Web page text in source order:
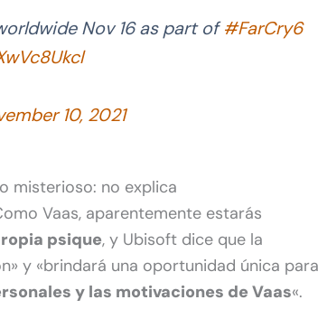
Nov 16 as part of#FarCry6
10, 2021
misterioso: no explica
Vaas, aparentemente estarás
psique, y Ubisoft dice que la
y «brindará una oportunidad única para
y las motivaciones de Vaas«.